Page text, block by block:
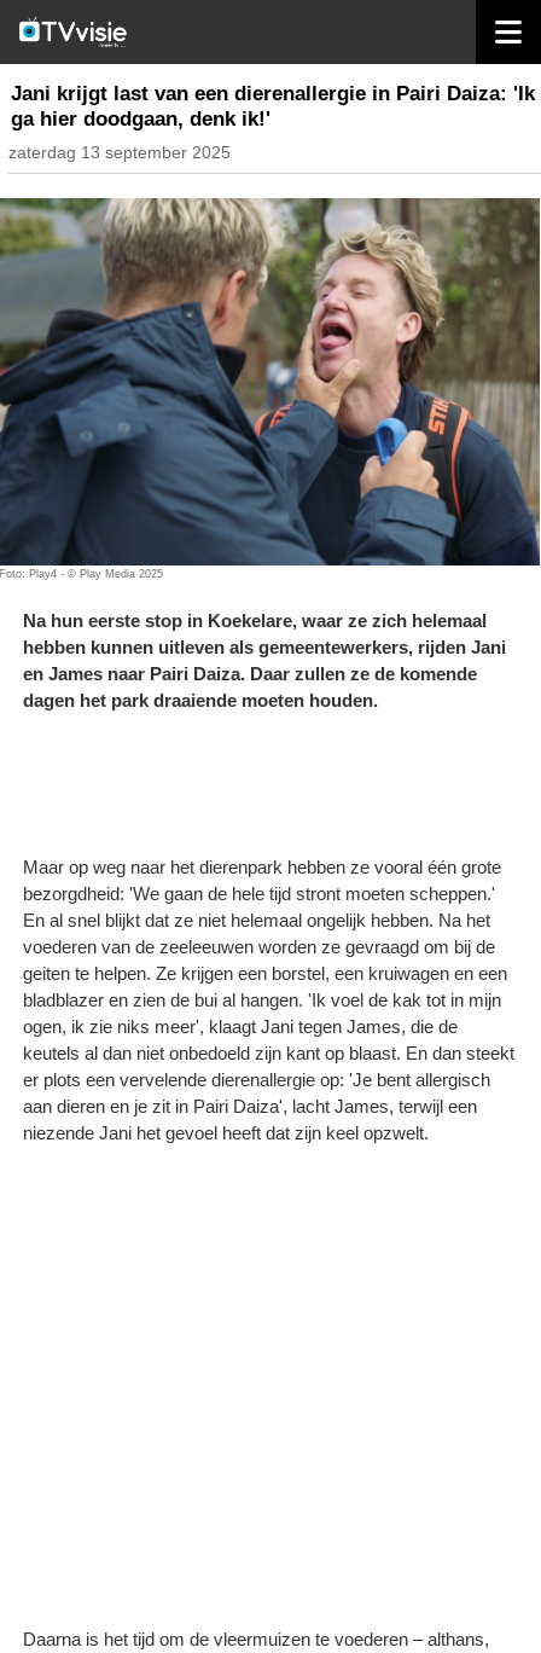
inhoud belgië
Jani krijgt last van een dierenallergie in Pairi Daiza: 'Ik
ga hier doodgaan, denk ik!'
zaterdag 13 september 2025
Foto: Play4 - © Play Media 2025
Na hun eerste stop in Koekelare, waar ze zich helemaal
hebben kunnen uitleven als gemeentewerkers, rijden Jani
en James naar Pairi Daiza. Daar zullen ze de komende
dagen het park draaiende moeten houden.
Maar op weg naar het dierenpark hebben ze vooral één grote
bezorgdheid: 'We gaan de hele tijd stront moeten scheppen.'
En al snel blijkt dat ze niet helemaal ongelijk hebben. Na het
voederen van de zeeleeuwen worden ze gevraagd om bij de
geiten te helpen. Ze krijgen een borstel, een kruiwagen en een
bladblazer en zien de bui al hangen. 'Ik voel de kak tot in mijn
ogen, ik zie niks meer', klaagt Jani tegen James, die de
keutels al dan niet onbedoeld zijn kant op blaast. En dan steekt
er plots een vervelende dierenallergie op: 'Je bent allergisch
aan dieren en je zit in Pairi Daiza', lacht James, terwijl een
niezende Jani het gevoel heeft dat zijn keel opzwelt.
Daarna is het tijd om de vleermuizen te voederen – althans,